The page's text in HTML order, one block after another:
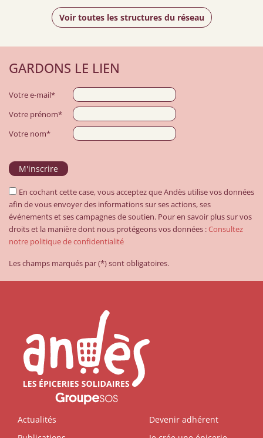
Voir toutes les structures du réseau
GARDONS LE LIEN
Votre e-mail*
Votre prénom*
Votre nom*
En cochant cette case, vous acceptez que Andès utilise vos données
afin de vous envoyer des informations sur ses actions, ses
événements et ses campagnes de soutien. Pour en savoir plus sur vos
droits et la manière dont nous protégeons vos données :Consultez
notre politique de confidentialité
Les champs marqués par (*) sont obligatoires.
Actualités
Devenir adhérent